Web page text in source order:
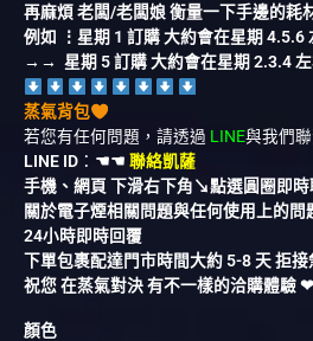
再麻煩 老闆/老闆娘 衡量一下手邊的耗
例如 ⋮星期 1 訂購 大約會在星期 4.5.6
→→ 星期 5 訂購 大約會在星期 2.3.4
蒸氣背包
若您有任何問題，請透過 LINE與我們
LINE ID ： ☚☚ 聯絡凱薩
手機、網頁 下滑右下角↘︎點選圓圈即時
關於電子煙相關問題與任何使用上的問
24小時即時回覆
下單包裹配達門市時間大約 5-8 天 拒接
祝您 在蒸氣對決 有不一樣的洽購體驗 ❤︎
顏色